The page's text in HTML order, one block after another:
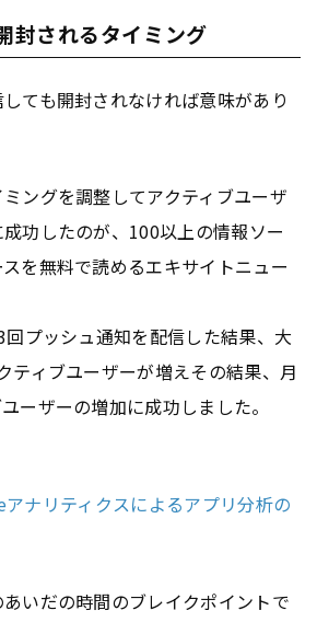
封されるタイミング
ても開封されなければ意味があり
ングを調整してアクティブユーザ
功したのが、100以上の情報ソー
を無料で読めるエキサイトニュー
プッシュ通知を配信した結果、大
ティブユーザーが増えその結果、月
ーザーの増加に成功しました。
ナリティクスによるアプリ分析の
いだの時間のブレイクポイントで